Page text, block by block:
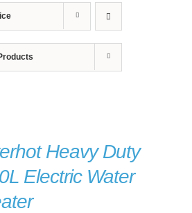
Heavy Duty
Electric Water